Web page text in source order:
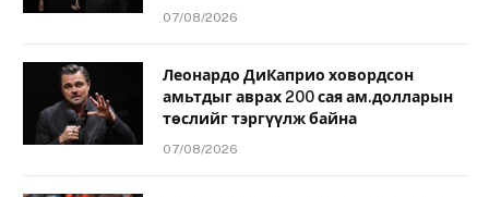
07/08/2026
Леонардо ДиКаприо ховордсон
амьтдыг аврах 200 сая ам.долларын
төслийг тэргүүлж байна
07/08/2026